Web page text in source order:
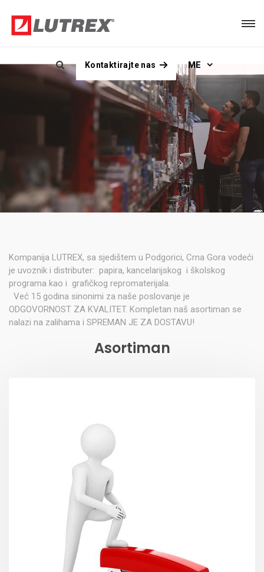
Kontaktirajte nas ME
Kompanija LUTREX, sa sjedištem u Podgorici, Crna Gora vodeći
je uvoznik i distributer: papira, kancelarijskog i školskog
programa kao i grafičkog repromaterijala.
Već 15 godina sinonimi za naše poslovanje je
ODGOVORNOST ZA KVALITET. Kompletan naš asortiman se
nalazi na zalihama i SPREMAN JE ZA DOSTAVU!
Asortiman